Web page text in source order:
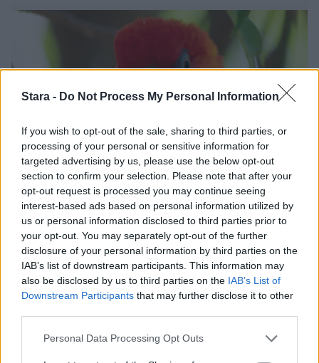
Stara - Do Not Process My Personal Information
If you wish to opt-out of the sale, sharing to third parties, or
processing of your personal or sensitive information for
targeted advertising by us, please use the below opt-out
section to confirm your selection. Please note that after your
opt-out request is processed you may continue seeing
interest-based ads based on personal information utilized by
us or personal information disclosed to third parties prior to
your opt-out. You may separately opt-out of the further
disclosure of your personal information by third parties on the
IAB’s list of downstream participants. This information may
also be disclosed by us to third parties on the IAB’s List of
Downstream Participants that may further disclose it to other
Personal Data Processing Opt Outs
Koti & Asuminen Lifestyle Uutiset
Viihdeuutiset
17.11.2017, 10:30
Papukaija oppi käyttämään
älykaiutinta – antaa käskyjä